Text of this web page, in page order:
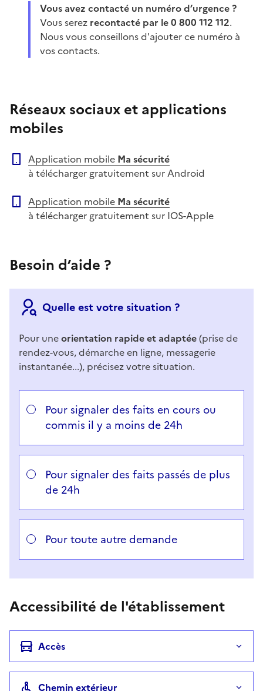
Vous avez contacté un numéro d’urgence ?
Vous serez recontacté par le 0 800 112 112.
Nous vous conseillons d'ajouter ce numéro à
vos contacts.
Réseaux sociaux et applications
mobiles
Application mobile Ma sécurité
à télécharger gratuitement sur Android
Application mobile Ma sécurité
à télécharger gratuitement sur IOS-Apple
Besoin d’aide ?
Quelle est votre situation ?
Pour uneorientation rapide et adaptée(prise de
rendez-vous, démarche en ligne, messagerie
instantanée...), précisez votre situation.
Répondez aux questions successives et les réponses
Vous avez choisi
Pour signaler des faits en cours ou
commis il y a moins de 24h
Pour signaler des faits passés de plus
de 24h
Pour toute autre demande
Accessibilité de l'établissement
Accès
Chemin extérieur